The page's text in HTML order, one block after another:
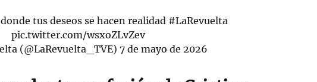
tus deseos se hacen realidad #LaRevuelta
pic.twitter.com/wsxoZLvZev
(@LaRevuelta_TVE) 7 de mayo de 2026